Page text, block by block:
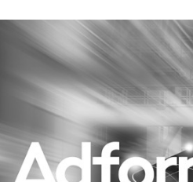
Gedragsverandering
Influencer marketing
Interne communicatie
Martech